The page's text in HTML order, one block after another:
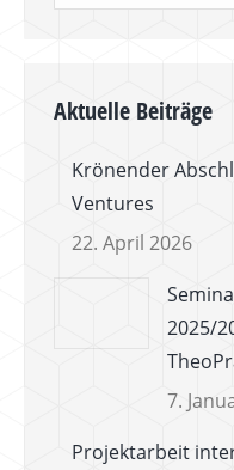
Aktuelle Beiträge
Krönender
Ventures
22. April 2026
2025/
7.
Projektarbeit